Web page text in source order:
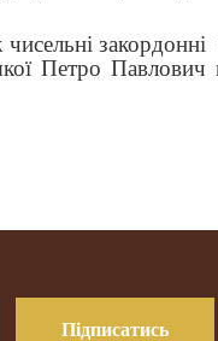
закордонні
Петро Павлович
Підписатись